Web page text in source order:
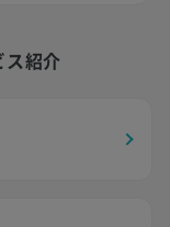
ス紹介